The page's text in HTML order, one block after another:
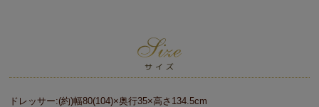
ドレッサー:(約)幅80(104)×奥行35×高さ134.5cm